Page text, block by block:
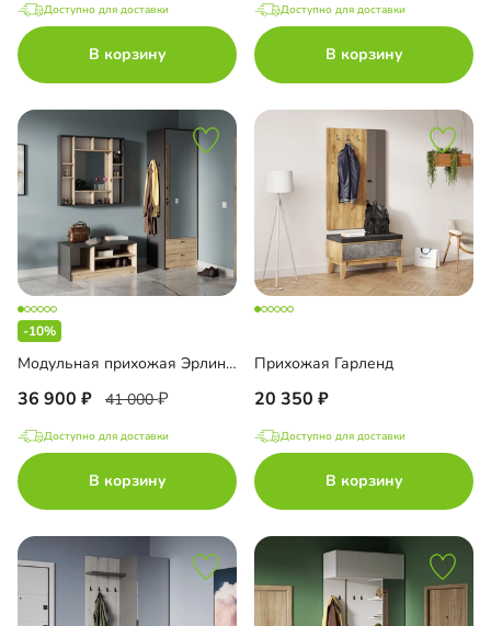
Доступно для доставки
В корзину
Доступно для доставки
В корзину
-10%
Модульная прихожая Эрлинг-6
36 900 41 000
Доступно для доставки
В корзину
Прихожая Гарленд
20 350
Доступно для доставки
В корзину